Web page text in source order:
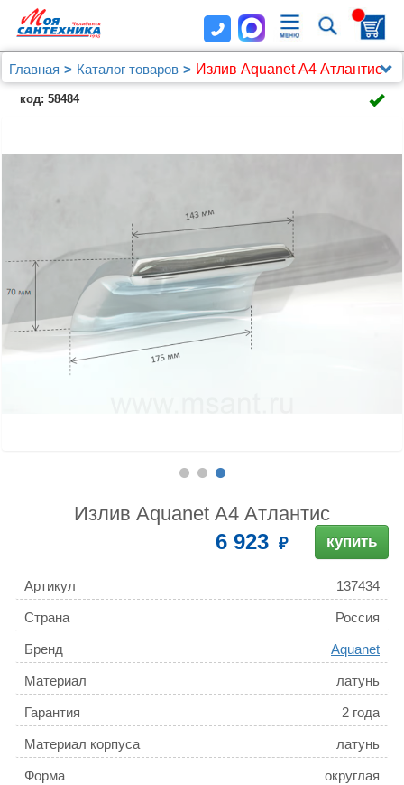
Главная Каталог товаров Излив Aquanet А4 Атлантис
код: 58484
Излив Aquanet А4 Атлантис
6 923 купить
Артикул 137434
Страна Россия
Бренд Aquanet
Материал латунь
Гарантия 2 года
Материал корпуса латунь
Форма округлая